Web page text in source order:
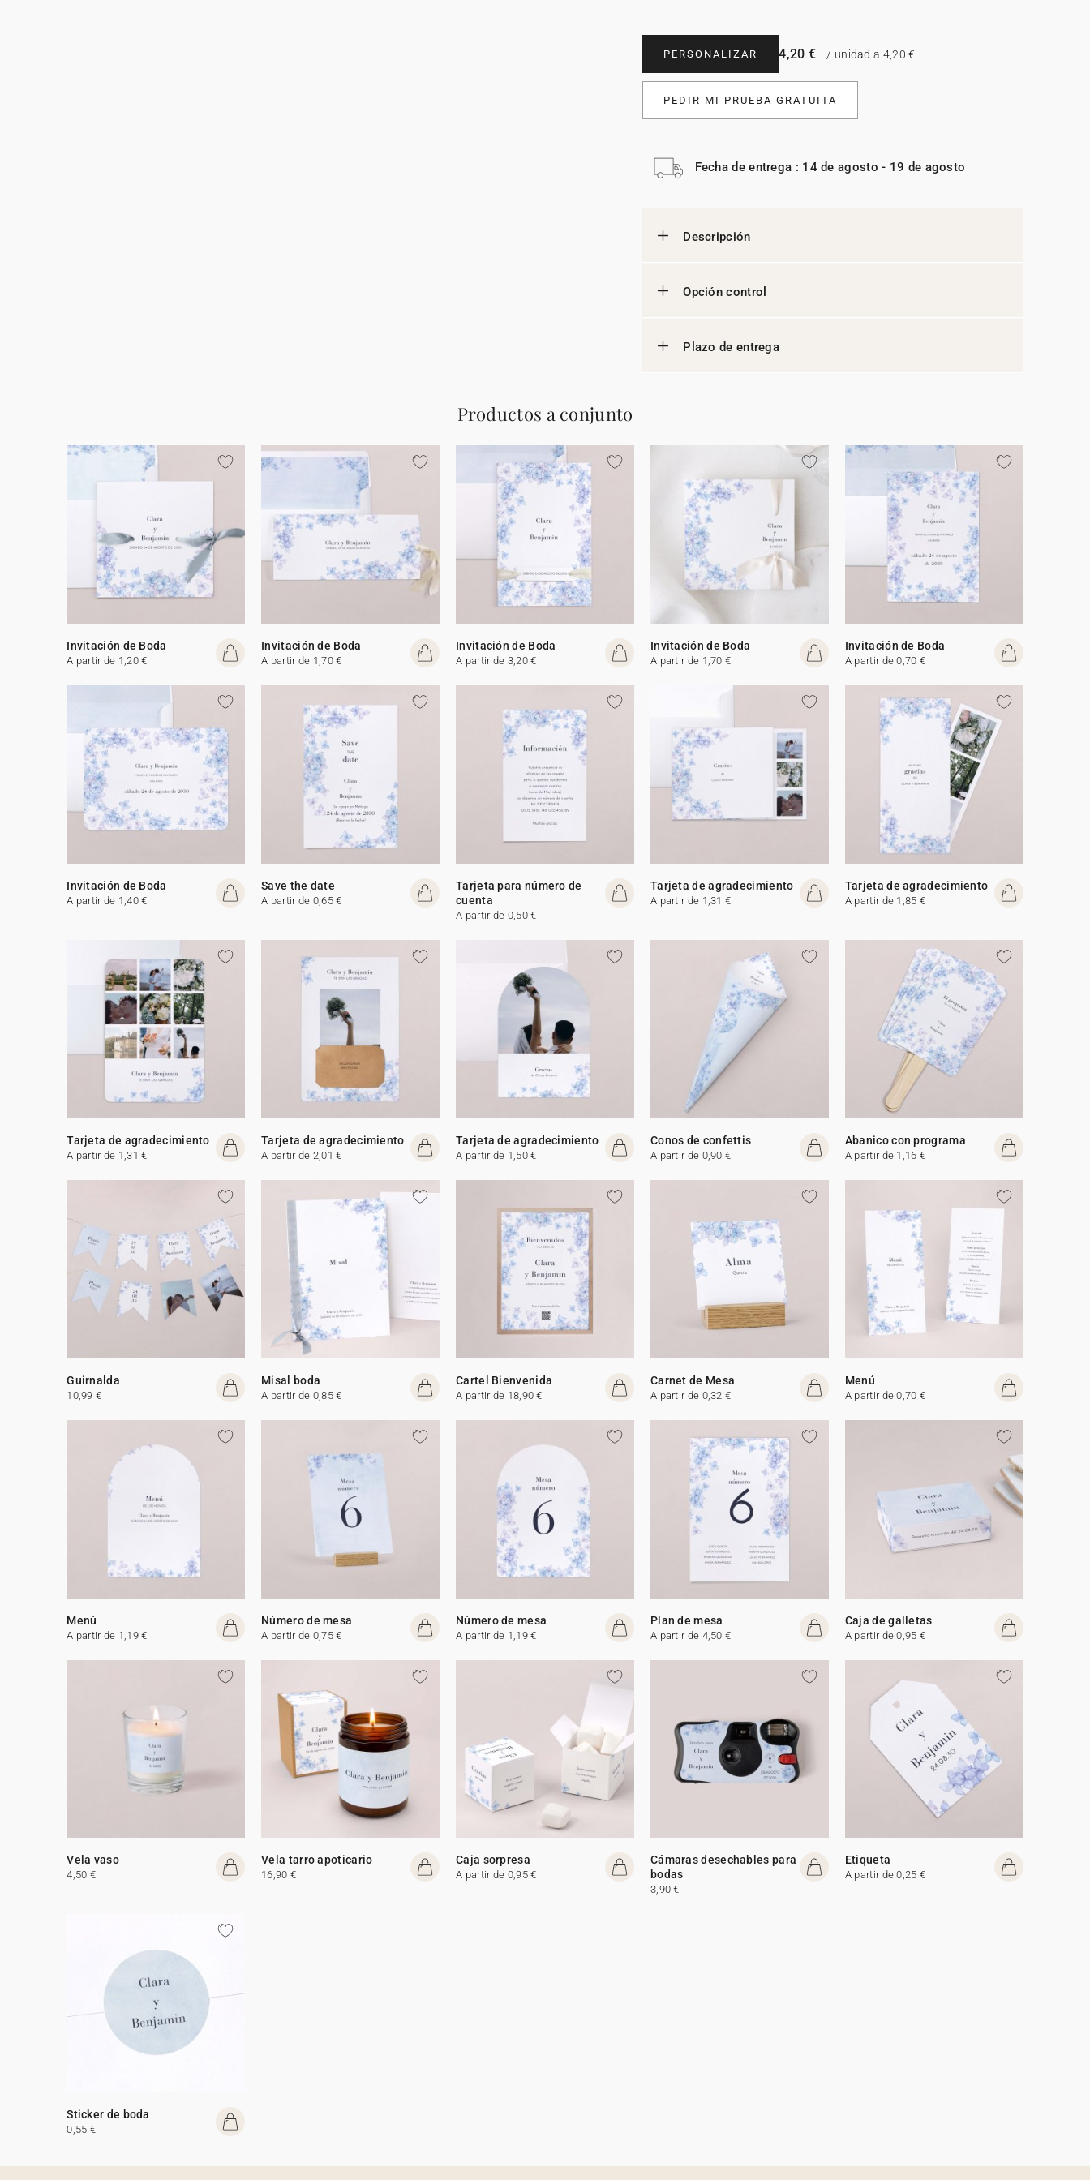
PERSONALIZAR 4,20 € / unidad a 4,20 €
PEDIR MI PRUEBA GRATUITA
Fecha de entrega : 14 de agosto - 19 de agosto
Descripción
Opción control
Plazo de entrega
Productos a conjunto
Invitación de Boda
A partir de 1,20 €
Invitación de Boda
A partir de 1,70 €
Invitación de Boda
A partir de 3,20 €
Invitación de Boda
A partir de 1,70 €
Invitación de Boda
A partir de 0,70 €
Invitación de Boda
A partir de 1,40 €
Save the date
A partir de 0,65 €
Tarjeta para número de
cuenta
A partir de 0,50 €
Tarjeta de agradecimiento
A partir de 1,31 €
Tarjeta de agradecimiento
A partir de 1,85 €
Tarjeta de agradecimiento
A partir de 1,31 €
Tarjeta de agradecimiento
A partir de 2,01 €
Tarjeta de agradecimiento
A partir de 1,50 €
Conos de confettis
A partir de 0,90 €
Abanico con programa
A partir de 1,16 €
Guirnalda
10,99 €
Misal boda
A partir de 0,85 €
Cartel Bienvenida
A partir de 18,90 €
Carnet de Mesa
A partir de 0,32 €
Menú
A partir de 0,70 €
Menú
A partir de 1,19 €
Número de mesa
A partir de 0,75 €
Número de mesa
A partir de 1,19 €
Plan de mesa
A partir de 4,50 €
Caja de galletas
A partir de 0,95 €
Vela vaso
4,50 €
Vela tarro apoticario
16,90 €
Caja sorpresa
A partir de 0,95 €
Cámaras desechables para
bodas
3,90 €
Etiqueta
A partir de 0,25 €
Sticker de boda
0,55 €